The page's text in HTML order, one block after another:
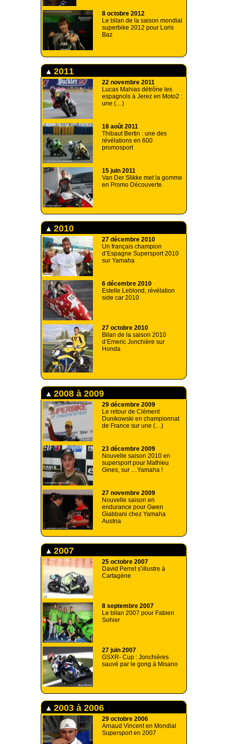
8 octobre 2012
Le bilan de la saison mondial
superbike 2012 pour Loris
Baz
2011
22 novembre 2011
Lucas Mahias détrône les
espagnols à Jerez en Moto2 :
une (…)
18 août 2011
Thibaut Bertin : une des
révélations en 600
promosport
15 juin 2011
Van Der Slikke met la gomme
en Promo Découverte.
2010
27 décembre 2010
Un français champion
d’Espagne Supersport 2010
sur Yamaha
6 décembre 2010
Estelle Leblond, révélation
side car 2010
27 octobre 2010
Bilan de la saison 2010
d’Emeric Jonchière sur
Honda
2008 à 2009
29 décembre 2009
Le retour de Clément
Dunikowski en championnat
de France sur une (…)
23 décembre 2009
Nouvelle saison 2010 en
supersport pour Mathieu
Gines, sur …Yamaha !
27 novembre 2009
Nouvelle saison en
endurance pour Gwen
Giabbani chez Yamaha
Austria
2007
25 octobre 2007
David Perret s’illustre à
Cartagène
8 septembre 2007
Le bilan 2007 pour Fabien
Sohier
27 juin 2007
GSXR- Cup : Jonchières
sauvé par le gong à Misano
2003 à 2006
29 octobre 2006
Arnaud Vincent en Mondial
Supersport en 2007